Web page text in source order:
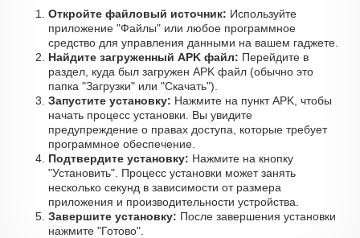
Откройте файловый источник: Используйте
приложение "Файлы" или любое программное
средство для управления данными на вашем гаджете.
Найдите загруженный APK файл: Перейдите в
раздел, куда был загружен APK файл (обычно это
папка "Загрузки" или "Скачать").
Запустите установку: Нажмите на пункт APK, чтобы
начать процесс установки. Вы увидите
предупреждение о правах доступа, которые требует
программное обеспечение.
Подтвердите установку: Нажмите на кнопку
"Установить". Процесс установки может занять
несколько секунд в зависимости от размера
приложения и производительности устройства.
Завершите установку: После завершения установки
нажмите "Готово".